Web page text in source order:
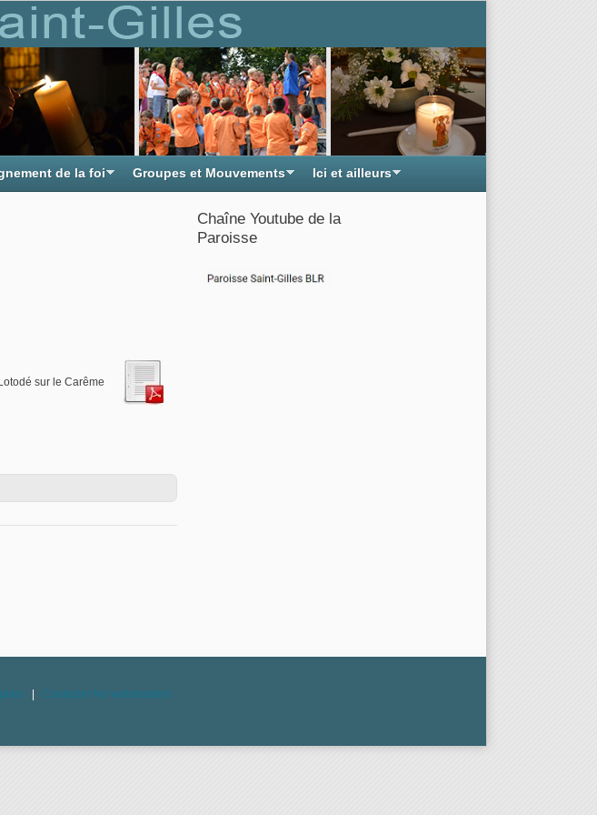
sur le Carême
de la foi Groupes et Mouvements Ici et ailleurs
Chaîne Youtube de la
Paroisse
Contacter les webmasters